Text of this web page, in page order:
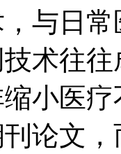
与日
术往
小医
刊论文